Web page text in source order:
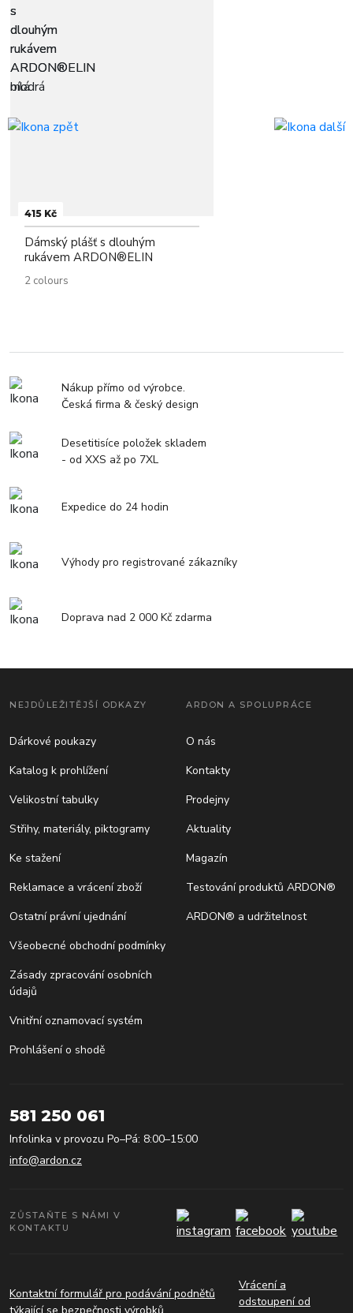
415 Kč
Dámský plášť s dlouhým
rukávem ARDON®ELIN
2 colours
Nákup přímo od výrobce.
Česká firma & český design
Desetitisíce položek skladem
- od XXS až po 7XL
Expedice do 24 hodin
Výhody pro registrované zákazníky
Doprava nad 2 000 Kč zdarma
NEJDŮLEŽITĚJŠÍ ODKAZY
Dárkové poukazy
Katalog k prohlížení
Velikostní tabulky
Střihy, materiály, piktogramy
Ke stažení
Reklamace a vrácení zboží
Ostatní právní ujednání
Všeobecné obchodní podmínky
Zásady zpracování osobních
údajů
Vnitřní oznamovací systém
Prohlášení o shodě
ARDON A SPOLUPRÁCE
O nás
Kontakty
Prodejny
Aktuality
Magazín
Testování produktů ARDON®
ARDON® a udržitelnost
581 250 061
Infolinka v provozu Po–Pá: 8:00–15:00
info@ardon.cz
ZŮSTAŇTE S NÁMI V
KONTAKTU
Kontaktní formulář pro podávání podnětů
týkající se bezpečnosti výrobků
Vrácení a
odstoupení od